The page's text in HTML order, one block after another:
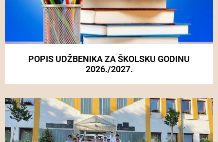
POPIS UDŽBENIKA ZA ŠKOLSKU GODINU
2026./2027.